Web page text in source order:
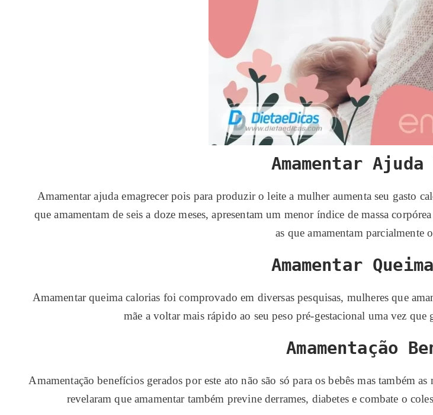
Amamentar Ajuda
Amamentar ajuda emagrecer pois para produzir o leite a mulher aumenta seu gasto
que amamentam de seis a doze meses, apresentam um menor índice de massa
as que amamentam parcialmente
Amamentar
Amamentar queima calorias foi comprovado em diversas pesquisas, mulheres que
mãe a voltar mais rápido ao seu peso pré-gestacional uma vez que
Amamentação
Amamentação benefícios gerados por este ato não são só para os bebês mas também
revelaram que amamentar também previne derrames, diabetes e combate o